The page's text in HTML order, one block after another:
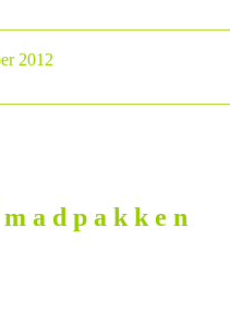
2012
a d p a k k e n